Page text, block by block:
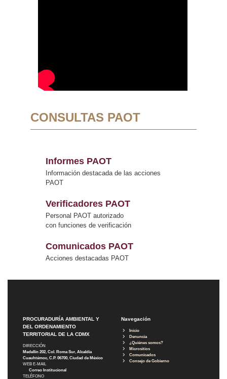
CONSULTAS PAOT
Informes PAOT
Información destacada de las acciones
PAOT
Verificadores PAOT
Personal PAOT autorizado
con funciones de verificación
Comunicados PAOT
Acciones destacadas PAOT
PROCURADURÍA AMBIENTAL Y
DEL ORDENAMIENTO
TERRITORIAL DE LA CDMX
DIRECCIÓN
Medellín 202, Col. Roma Sur, Alcaldía
Cuauhtémoc, C.P. 06700, Ciudad de México
WEB E-MAIL
Correo Institucional
TELÉFONO
Navegación
Inicio
Denuncia
¿Quiénes somos?
Micrositios
Comunicados
Consejo de Gobierno